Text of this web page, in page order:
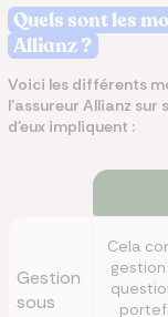
Quels sont les
Allianz ?
Voici les différents
l’assureur Allianz
d’eux impliquent :
Gestion
sous
Cela